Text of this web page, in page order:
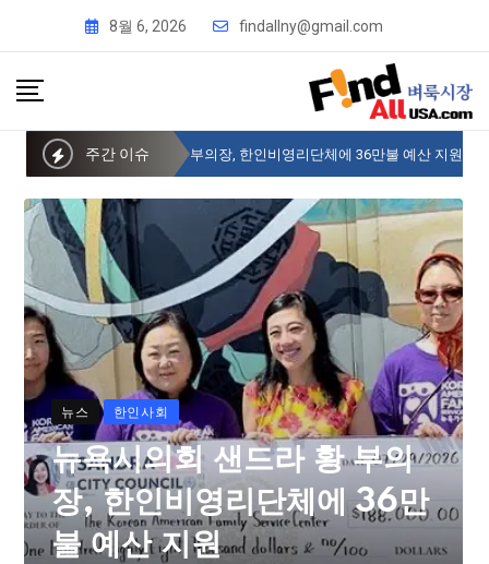
8월 6, 2026 findallny@gmail.com
주간 이슈
뉴욕시의회 샌드라 황 부의장, 한인비영리단체에 36만불 예산 지원
뉴스 한인사회
뉴욕시의회 샌드라 황 부의
장, 한인비영리단체에 36만
불 예산 지원